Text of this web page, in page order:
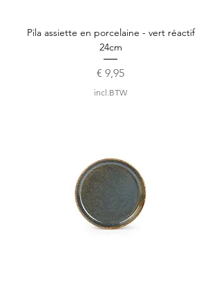
Pila assiette en porcelaine - vert réactif
24cm
Prijs
€ 9,95
incl.BTW